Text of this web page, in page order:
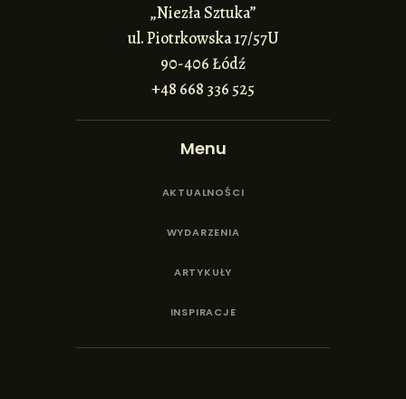
„Niezła Sztuka”
ul. Piotrkowska 17/57U
90-406 Łódź
+48 668 336 525
Menu
AKTUALNOŚCI
WYDARZENIA
ARTYKUŁY
INSPIRACJE